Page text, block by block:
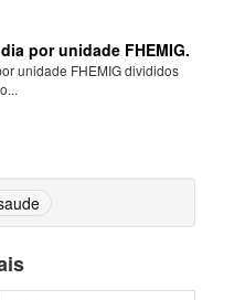
por unidade FHEMIG.
unidade FHEMIG divididos